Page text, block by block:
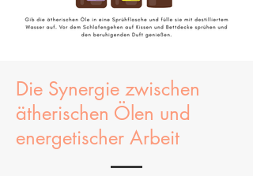
Die Synergie zwischen
ätherischen Ölen und
energetischer Arbeit